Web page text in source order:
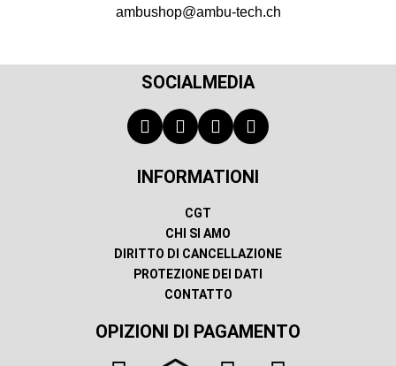
ambushop@ambu-tech.ch
SOCIALMEDIA
INFORMATIONI
CGT
CHI SI AMO
DIRITTO DI CANCELLAZIONE
PROTEZIONE DEI DATI
CONTATTO
OPIZIONI DI PAGAMENTO